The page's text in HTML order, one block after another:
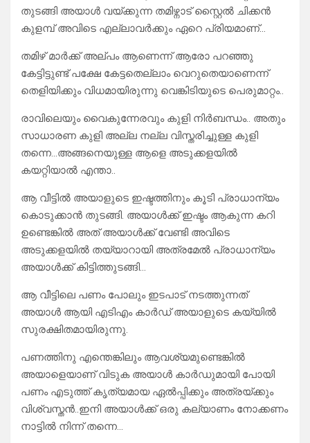
തുടങ്ങി അയാൾ വയ്ക്കുന്ന തമിഴ്നാട് സ്റ്റൈൽ ചിക്കൻ
കുളമ്പ് അവിടെ എല്ലാവർക്കും ഏറെ പ്രിയമാണ്…
തമിഴ് മാർക്ക് അല്പം ആണെന്ന് ആരോ പറഞ്ഞു
കേട്ടിട്ടുണ്ട് പക്ഷേ കേട്ടതെല്ലാം വെറുതെയാണെന്ന്
തെളിയിക്കും വിധമായിരുന്നു വെങ്കിടിയുടെ പെരുമാറ്റം..
രാവിലെയും വൈകുന്നേരവും കുളി നിർബന്ധം.. അതും
സാധാരണ കുളി അല്ല നല്ല വിസ്തരിച്ചുള്ള കുളി
തന്നെ…അങ്ങനെയുള്ള ആളെ അടുക്കളയിൽ
കയറ്റിയാൽ എന്താ..
ആ വീട്ടിൽ അയാളുടെ ഇഷ്ടത്തിനും കൂടി പ്രാധാന്യം
കൊടുക്കാൻ തുടങ്ങി. അയാൾക്ക് ഇഷ്ടം ആകുന്ന കറി
ഉണ്ടെങ്കിൽ അത് അയാൾക്ക് വേണ്ടി അവിടെ
അടുക്കളയിൽ തയ്യാറായി അത്രമേൽ പ്രാധാന്യം
അയാൾക്ക് കിട്ടിത്തുടങ്ങി…
ആ വീട്ടിലെ പണം പോലും ഇടപാട് നടത്തുന്നത്
അയാൾ ആയി എടിഎം കാർഡ് അയാളുടെ കയ്യിൽ
സുരക്ഷിതമായിരുന്നു.
പണത്തിനു എന്തെങ്കിലും ആവശ്യമുണ്ടെങ്കിൽ
അയാളെയാണ് വിടുക അയാൾ കാർഡുമായി പോയി
പണം എടുത്ത് കൃത്യമായ ഏൽപ്പിക്കും അത്രയ്ക്കും
വിശ്വസ്തൻ..ഇനി അയാൾക്ക് ഒരു കല്യാണം നോക്കണം
നാട്ടിൽ നിന്ന് തന്നെ…